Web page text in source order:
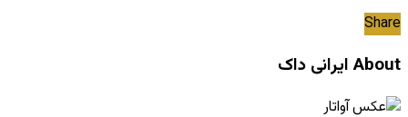
Share
About ایرانی داک